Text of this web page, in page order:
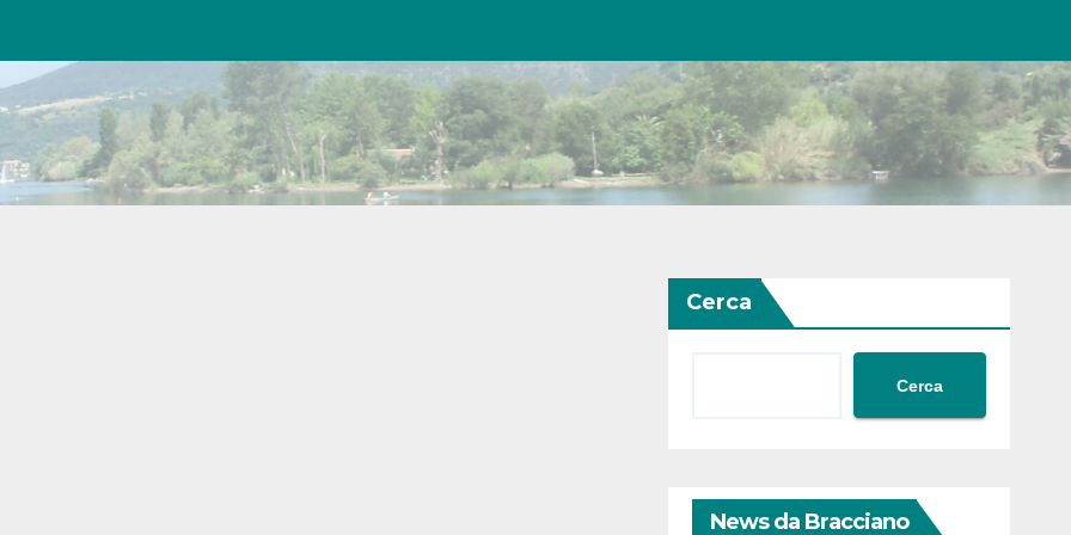
Cerca
Cerca
News da Bracciano